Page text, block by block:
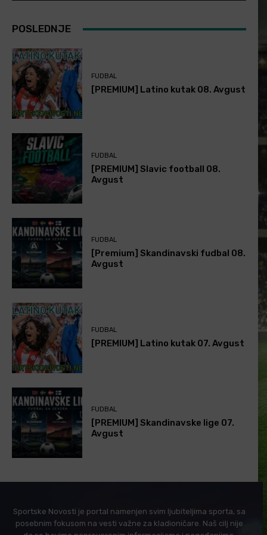
POSLEDNJE
FUDBAL
[PREMIUM] Latino kutak 08. Avgust
FUDBAL
[PREMIUM] Slavic football 08.
Avgust
FUDBAL
[Premium] Skandinavski fudbal 08.
Avgust
FUDBAL
[PREMIUM] Latino kutak 07. Avgust
FUDBAL
[PREMIUM] Skandinavske lige 07.
Avgust
Sportske Novosti je portal namenjen svim ljubiteljima sporta, sa
posebnim fokusom na vesti važne za kladioničare. Naš cilj nije